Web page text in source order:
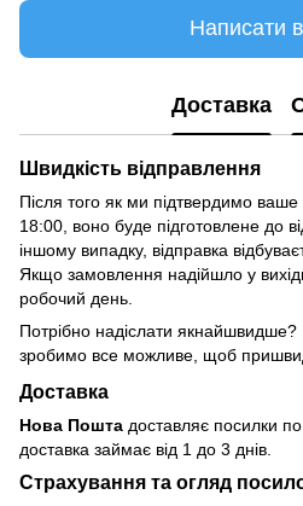
Написати
Доставка
Швидкість відправлення
Після того як ми підтвердимо
18:00, воно буде підготовлене до
іншому випадку, відправка
Якщо замовлення надійшло у
робочий день.
Потрібно надіслати
зробимо все можливе, щоб
Доставка
Нова Пошта доставляє посилки по
доставка займає від 1 до 3 днів.
Страхування та огляд